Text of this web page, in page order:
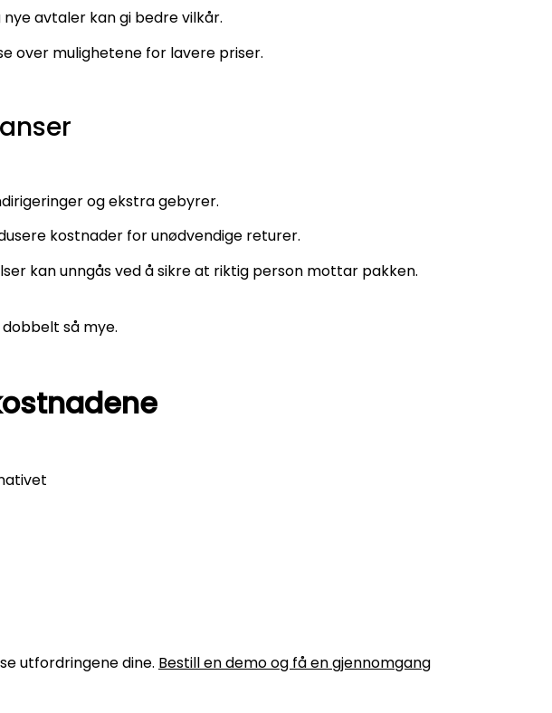
avtaler kan gi bedre vilkår.
over mulighetene for lavere priser.
og ekstra gebyrer.
kostnader for unødvendige returer.
kan unngås ved å sikre at riktig person mottar pakken.
så mye.
utfordringene dine. Bestill en demo og få en gjennomgang